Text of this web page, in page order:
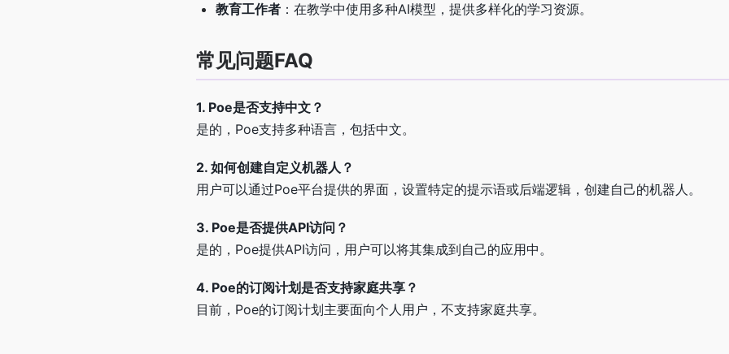
教育工作者 ：在教学中使用多种AI模型，提供多样化的学习资源。
常见问题FAQ
1. Poe是否支持中文？
是的，Poe支持多种语言，包括中文。
2. 如何创建自定义机器人？
用户可以通过Poe平台提供的界面，设置特定的提示语或后端逻辑，创建自己的机器人。
3. Poe是否提供API访问？
是的，Poe提供API访问，用户可以将其集成到自己的应用中。
4. Poe的订阅计划是否支持家庭共享？
目前，Poe的订阅计划主要面向个人用户，不支持家庭共享。